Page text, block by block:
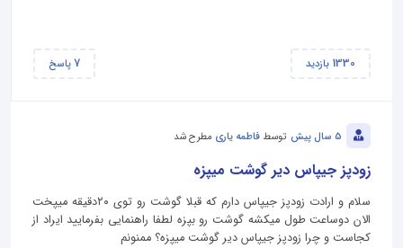
1330 بازدید 7پاسخ
5 سال پیش توسط فاطمه یاری مطرح شد
زودپز جیپاس دیر گوشت میپزه
سلام و ارادت زودپز جیپاس دارم که قبلا گوشت رو توی ۲۰دقیقه میپخت
الان دوساعت طول میکشه گوشت رو بپزه لطفا راهنمایی بفرمایید ایراد از
کجاست و چرا زودپز جیپاس دیر گوشت میپزه؟ ممنونم